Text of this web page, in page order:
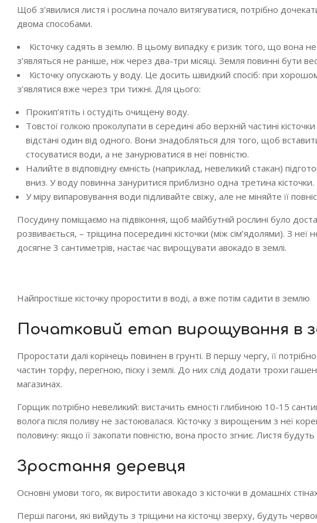
Щоб з’явилися листя і рослина почало витягуватися, потрібно
двома способами.
Кісточку садять в землю. В цьому випадку є ризик того, що вона
з’являться не раніше, ніж через два-три місяці. Земля повинні бути
Кісточку опускають у воду. Це досить швидкий спосіб: при
з’являтися вже через три тижні. Для цього:
Прокип’ятіть і остудіть очищену воду.
Товстої голкою проколупати в середині або верхній частині
відстані один від одного. Вони знадобляться для того, щоб
стосуватися води, а не занурюватися в неї повністю.
Налийте в відповідну ємність (наприклад, невеликий стакан)
вниз. У воду повинна зануритися приблизно одна третина кісточки.
У міру випаровування води підливайте свіжу, але не міняйте її
Посудину поміщаємо на підвіконня, щоб майбутній рослині було
розвивається, – тріщина посередині кісточки (між сім’ядолями). З неї
досягне 3 сантиметрів, настає час вирощувати авокадо в землі.
Найпростіше кісточку проростити в воді, а вже потім садити в землю
Початковий етап вирощування в
Проростати далі корінець повинен в грунті. В першу чергу, її
частин торфу, перегною, піску і землі. До них слід додати трохи
магазинах.
Горщик потрібно невеликий: вистачить ємності глибиною 10-15
волога після поливу не застоювалася. Кісточку з вирощеним з неї
половину: якщо її закопати повністю, вона просто згниє. Листя
Зростання деревця
Основні умови того, як виростити авокадо з кісточки в домашніх
Перші пагони, які вийдуть з тріщини на кісточці зверху, будуть